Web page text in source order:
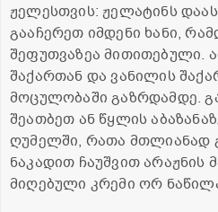
ჟელესთვის: ჟელატინს
გააჩერეთ იმდენი ხანი,
შეფუთვაზეა მითითებული.
შაქართან და ვანილის
მოცულობაში გაზრდამდე.
შეათბეთ ან წყლის
ღუმელში, რათა მთლიანად
ნაკადით ჩაუშვით არაჟნის
მიღებული კრემი ორ